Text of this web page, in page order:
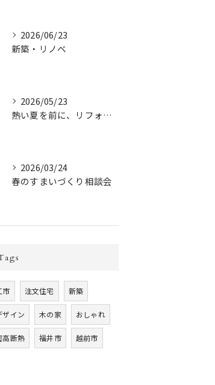
2026/06/23
新築・リノベ
2026/05/23
熱い夏を前に、リフォーム・リノベーション相談会開催！
2026/03/24
春のすまいづくり相談会
市 注文住宅 新築
ザイン 木の家 おしゃれ
高断熱 福井市 越前市